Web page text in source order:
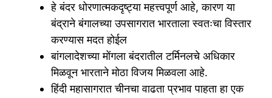
हे बंदर धोरणात्मकदृष्ट्या महत्त्वपूर्ण आहे, कारण या
बंद्राने बंगालच्या उपसागरात भारताला स्वतःचा विस्तार
करण्यास मदत होईल
बांगलादेशच्या मोंगला बंदरातील टर्मिनलचे अधिकार
मिळवून भारताने मोठा विजय मिळवला आहे.
हिंदी महासागरात चीनचा वाढता प्रभाव पाहता हा एक